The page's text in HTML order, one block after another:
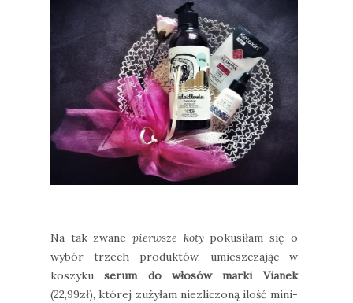
Na tak zwane pierwsze kotypokusiłam się o
wybór trzech produktów, umieszczając w
koszykuserum do włosów marki Vianek
(22,99zł), której zużyłam niezliczoną ilość mini-